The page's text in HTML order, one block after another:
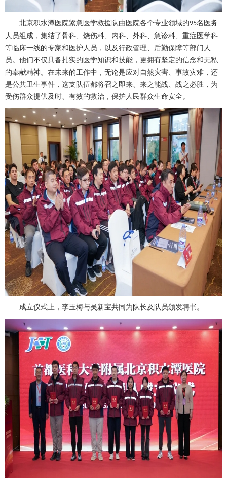
北京积水潭医院紧急医学救援队由医院各个专业领域的95名医务
人员组成，集结了骨科、 烧伤科、内科、外科、 急诊科、重症医学科
等临床一线的专家和医护人员，以及行政管理、后勤保障等部门人
员。他们不仅具备扎实的医学知识和技能，更拥有坚定的信念和无私
的奉献精神。在未来的工作中，无论是应对自然灾害、事故灾难，还
是公共卫生事件，这支队伍都将召之即来、来之能战、战之必胜，为
受伤群众提供及时、有效的救治，保护人民群众生命安全。
成立仪式上，李玉梅与吴新宝共同为队长及队员颁发聘书。